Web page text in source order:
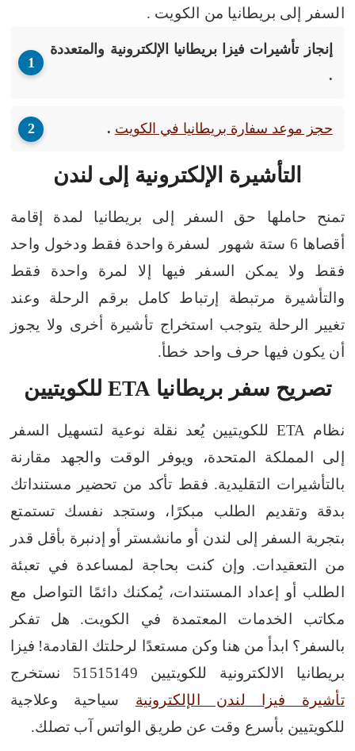
السفر إلى بريطانيا من الكويت .
إنجاز تأشيرات فيزا بريطانيا الإلكترونية والمتعددة
.
حجز موعد سفارة بريطانيا في الكويت .
التأشيرة الإلكترونية إلى لندن
تمنح حاملها حق السفر إلى بريطانيا لمدة إقامة
أقصاها 6 ستة شهور لسفرة واحدة فقط ودخول واحد
فقط ولا يمكن السفر فيها إلا لمرة واحدة فقط
والتأشيرة مرتبطة إرتباط كامل برقم الرحلة وعند
تغيير الرحلة يتوجب استخراج تأشيرة أخرى ولا يجوز
أن يكون فيها حرف واحد خطأ.
تصريح سفر بريطانيا ETA للكويتيين
نظام ETA للكويتيين يُعد نقلة نوعية لتسهيل السفر
إلى المملكة المتحدة، ويوفر الوقت والجهد مقارنة
بالتأشيرات التقليدية. فقط تأكد من تحضير مستنداتك
بدقة وتقديم الطلب مبكرًا، وستجد نفسك تستمتع
بتجربة السفر إلى لندن أو مانشستر أو إدنبرة بأقل قدر
من التعقيدات. وإن كنت بحاجة لمساعدة في تعبئة
الطلب أو إعداد المستندات، يُمكنك دائمًا التواصل مع
مكاتب الخدمات المعتمدة في الكويت.
هل تفكر
بالسفر؟ ابدأ من هنا وكن مستعدًا لرحلتك القادمة! فيزا
بريطانيا الالكترونية للكويتيين 51515149 نستخرج
تأشيرة فيزا لندن الإلكترونية سياحية وعلاجية
للكويتيين بأسرع وقت عن طريق الواتس آب تصلك.